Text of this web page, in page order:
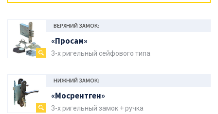
ВЕРХНИЙ ЗАМОК:
«Просам»
3-х ригельный сейфового типа
НИЖНИЙ ЗАМОК:
«Мосрентген»
3-х ригельный замок + ручка